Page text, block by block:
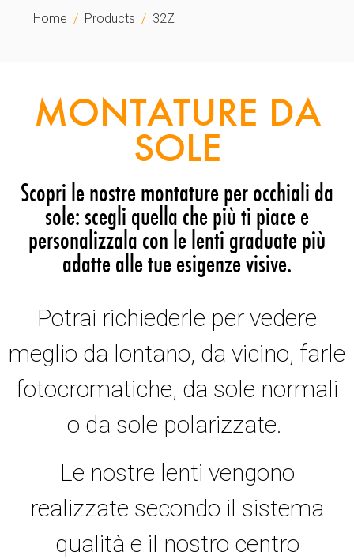
Home Products 32Z
MONTATURE DA
SOLE
Scopri le nostre montature per occhiali da
sole: scegli quella che più ti piace e
personalizzala con le lenti graduate più
adatte alle tue esigenze visive.
Potrai richiederle per vedere
meglio da lontano, da vicino, farle
fotocromatiche, da sole normali
o da sole polarizzate.
Le nostre lenti vengono
realizzate secondo il sistema
qualità e il nostro centro